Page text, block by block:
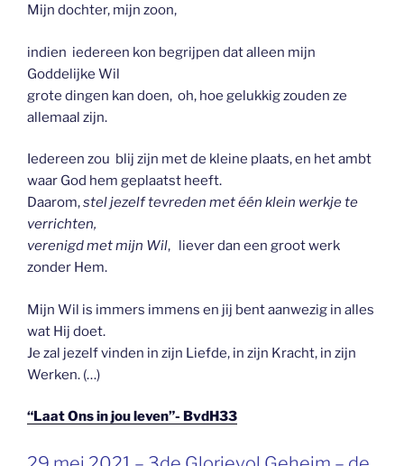
Mijn dochter, mijn zoon,
indien iedereen kon begrijpen dat alleen mijn
Goddelijke Wil
grote dingen kan doen, oh, hoe gelukkig zouden ze
allemaal zijn.
Iedereen zou blij zijn met de kleine plaats, en het ambt
waar God hem geplaatst heeft.
Daarom,stel jezelf tevreden met één klein werkje te
verrichten,
verenigd met mijn Wil, liever dan een groot werk
zonder Hem.
Mijn Wil is immers immens en jij bent aanwezig in alles
wat Hij doet.
Je zal jezelf vinden in zijn Liefde, in zijn Kracht, in zijn
Werken. (…)
“Laat Ons in jou leven”- BvdH33
GEPLAATST